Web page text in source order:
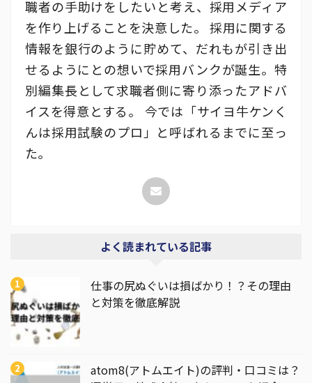
職者の手助けをしたいと考え、採用メディア
を作り上げることを決意した。 採用に関する
情報を銀行のように貯めて、だれもが引き出
せるようにとの想いで採用バンクが誕生。特
別編集長として求職者側に寄り添ったアドバ
イスを得意とする。 今では「サイヨ牛ケンく
んは採用試験のプロ」と呼ばれるまでに至っ
た。
よく読まれている記事
仕事の尻ぬぐいは損ばかり！？その理由
と対策を徹底解説
atom8(アトムエイト)の評判・口コミは？